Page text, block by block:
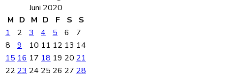
Juni 2020
M D M D F S
S
1
2 3 4 5 6
7
8
9 10 11 12 13 14
15 16 17 18 19 20 21
22 23 24 25 26 27 28